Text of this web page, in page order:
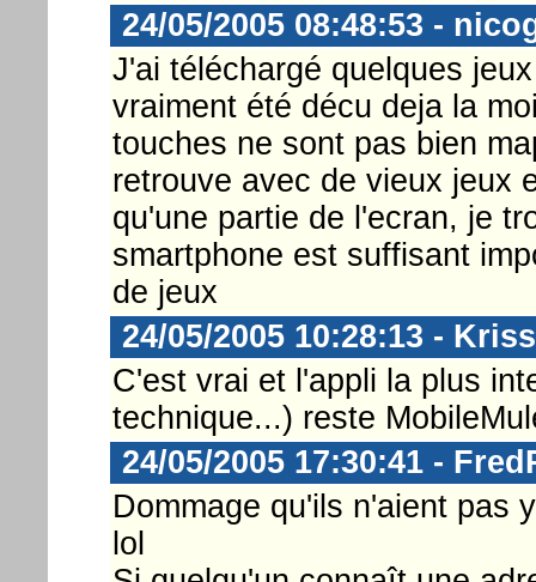
24/05/2005 08:48:53 -
J'ai téléchargé quelques
vraiment été décu deja la
touches ne sont pas bien
retrouve avec de vieux jeux
qu'une partie de l'ecran, je
smartphone est suffisant
de jeux
24/05/2005 10:28:13 - Kriss
C'est vrai et l'appli la plus
technique...) reste
24/05/2005 17:30:41 -
Dommage qu'ils n'aient pas
lol